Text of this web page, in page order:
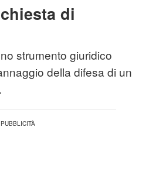
di
strumento giuridico
della difesa di un